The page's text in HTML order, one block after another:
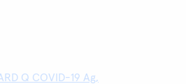
Q COVID-19 Ag,